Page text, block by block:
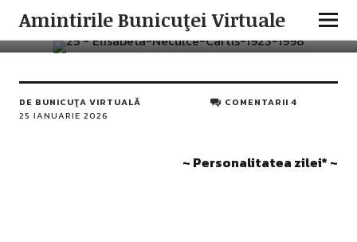
Amintirile Bunicuţei Virtuale
Elisabeta Neculce-Carțiș
DE BUNICUŢA VIRTUALĂ
25 IANUARIE 2026
COMENTARII 4
~ Personalitatea zilei* ~